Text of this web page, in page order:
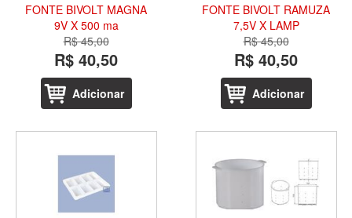
FONTE BIVOLT MAGNA
9V X 500 ma
R$ 45,00
R$ 40,50
Adicionar
FONTE BIVOLT RAMUZA
7,5V X LAMP
R$ 45,00
R$ 40,50
Adicionar